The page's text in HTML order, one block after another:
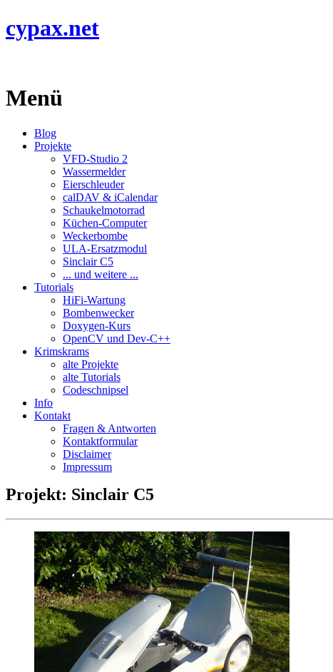
cypax.net
Menü
Blog
Projekte
VFD-Studio 2
Wassermelder
Eierschleuder
calDAV & iCalendar
Schaukelmotorrad
Küchen-Computer
Weckerbombe
ULA-Ersatzmodul
Sinclair C5
... und weitere ...
Tutorials
HiFi-Wartung
Bombenwecker
Doxygen-Kurs
OpenCV und Dev-C++
Krimskrams
alte Projekte
alte Tutorials
Codeschnipsel
Info
Kontakt
Fragen & Antworten
Kontaktformular
Disclaimer
Impressum
Projekt: Sinclair C5